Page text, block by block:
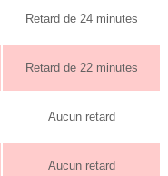
Retard de 24 minutes
Retard de 22 minutes
Aucun retard
Aucun retard